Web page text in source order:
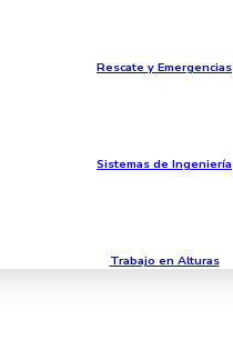
Rescate y Emergencias
Sistemas de Ingeniería
Trabajo en Alturas